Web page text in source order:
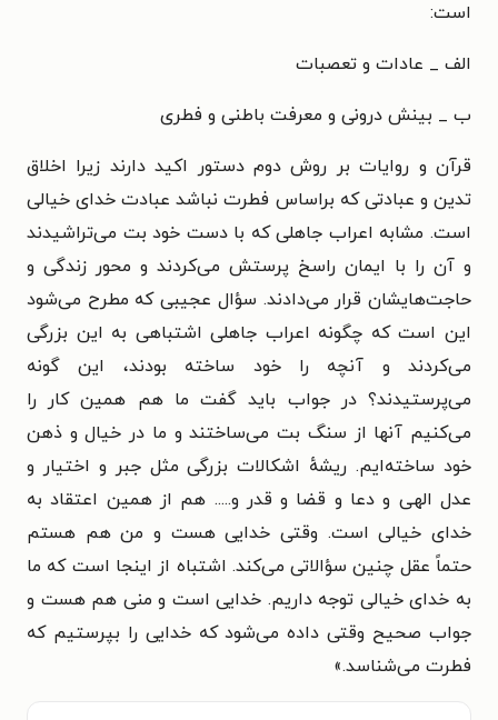
است:
الف _ عادات و تعصبات
ب _ بینش درونی و معرفت باطنی و فطری
قرآن و روایات بر روش دوم دستور اکید دارند زیرا اخلاق
تدین و عبادتی که براساس فطرت نباشد عبادت خدای خیالی
است. مشابه اعراب جاهلی که با دست خود بت می‌تراشیدند
و آن را با ایمان راسخ پرستش می‌کردند و محور زندگی و
حاجت‌هایشان قرار می‌دادند. سؤال عجیبی که مطرح می‌شود
این است که چگونه اعراب جاهلی اشتباهی به این بزرگی
می‌کردند و آنچه را خود ساخته بودند، این گونه
می‌پرستیدند؟ در جواب باید گفت ما هم همین کار را
می‌کنیم آنها از سنگ بت می‌ساختند و ما در خیال و ذهن
خود ساخته‌ایم. ریشهٔ اشکالات بزرگی مثل جبر و اختیار و
عدل الهی و دعا و قضا و قدر و..... هم از همین اعتقاد به
خدای خیالی است. وقتی خدایی هست و من هم هستم
حتماً عقل چنین سؤالاتی می‌کند. اشتباه از اینجا است که ما
به خدای خیالی توجه داریم. خدایی است و منی هم هست و
جواب صحیح وقتی داده می‌شود که خدایی را بپرستیم که
فطرت می‌شناسد.»